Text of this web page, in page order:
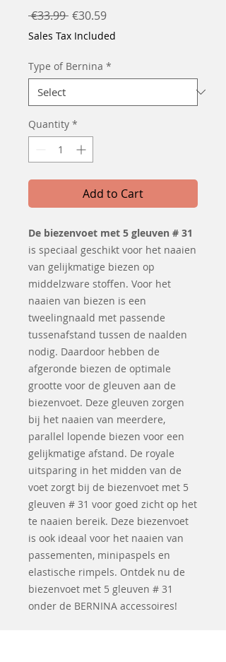
€33.99 Regular
Price
€30.59Sale
Price
Sales Tax Included
Type of Bernina *
Quantity *
Add to Cart
De biezenvoet met 5 gleuven # 31
is speciaal geschikt voor het naaien
van gelijkmatige biezen op
middelzware stoffen. Voor het
naaien van biezen is een
tweelingnaald met passende
tussenafstand tussen de naalden
nodig. Daardoor hebben de
afgeronde biezen de optimale
grootte voor de gleuven aan de
biezenvoet. Deze gleuven zorgen
bij het naaien van meerdere,
parallel lopende biezen voor een
gelijkmatige afstand. De royale
uitsparing in het midden van de
voet zorgt bij de biezenvoet met 5
gleuven # 31 voor goed zicht op het
te naaien bereik. Deze biezenvoet
is ook ideaal voor het naaien van
passementen, minipaspels en
elastische rimpels. Ontdek nu de
biezenvoet met 5 gleuven # 31
onder de BERNINA accessoires!